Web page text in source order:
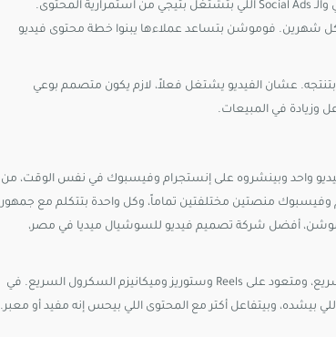
أحسن فيديو في العالم لو اتنشر مرة وخلاص، مش هيبني براند. الـ Engagement الحقيقي والـ Social Ads اللي بتشتغل بتيجي من استمرارية المحتوى.
كل شهرين. فوموشن بتساعد عملاءها يبنوا خطة محتوى فيديو
عشان الفيديو يشتغل فعلاً، لازم يكون متصمم بوعي
وزيادة في المبيعات.
فيديو واحد وبينشروه على إنستجرام وفيسبوك في نفس الوقت، من
وفيسبوك منصتين مختلفتين تماماً، وكل واحدة بتتكلم مع جمهور
أفضل شركة تصميم فيديو للسوشيال ميديا في مصر،
خليني أبدأ بالجمهور. مستخدم إنستجرام في الغالب أصغر سناً، بيتفاعل بشكل بصري سريع، ومتعود على Reels وستوريز وميكانيزم السكرول السريع. في
وبيتفاعل أكتر مع المحتوى اللي بيحس إنه مفيد أو معبر.